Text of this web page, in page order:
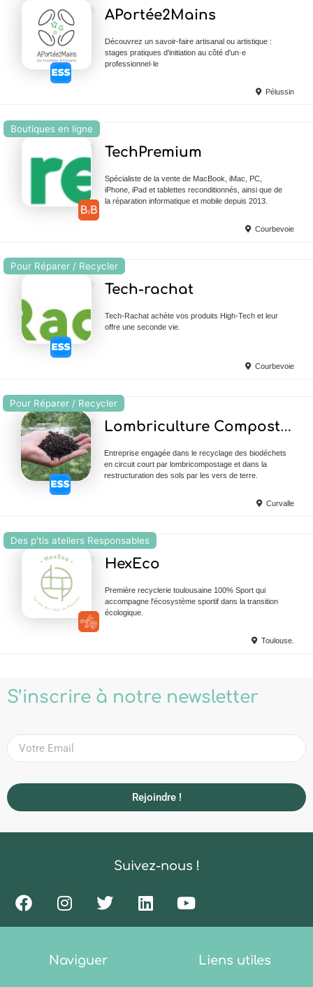
APortée2Mains
Découvrez un savoir-faire artisanal ou artistique :
stages pratiques d'initiation au côté d'un·e
professionnel·le
Pélussin
Boutiques en ligne
TechPremium
Spécialiste de la vente de MacBook, iMac, PC,
iPhone, iPad et tablettes reconditionnés, ainsi que de
la réparation informatique et mobile depuis 2013.
Courbevoie
Pour Réparer / Recycler
Tech-rachat
Tech-Rachat achète vos produits High-Tech et leur
offre une seconde vie.
Courbevoie
Pour Réparer / Recycler
Lombriculture Compost’Vers
Entreprise engagée dans le recyclage des biodéchets
en circuit court par lombricompostage et dans la
restructuration des sols par les vers de terre.
Curvalle
Des p'tis ateliers Responsables
HexEco
Première recyclerie toulousaine 100% Sport qui
accompagne l'écosystème sportif dans la transition
écologique.
Toulouse.
S’inscrire à notre newsletter
Rejoindre !
Suivez-nous !
Naviguer Liens utiles